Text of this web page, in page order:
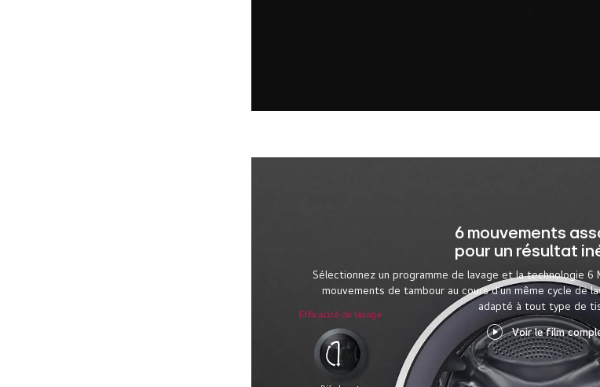
6 mouvements
pour un résultat
Sélectionnez un programme de lavage et la technologie
mouvements de tambour au cours d'un même cycle de
adapté à tout type de
Voir le film